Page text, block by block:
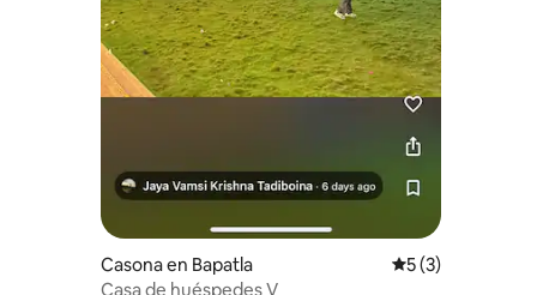
Casona en Bapatla Calificación
5 (3)
Casa de huéspedes V